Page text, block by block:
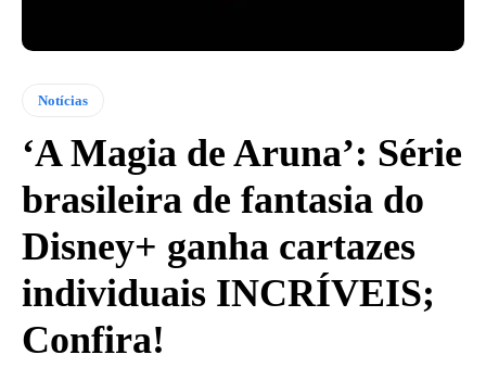
Notícias
‘A Magia de Aruna’: Série
brasileira de fantasia do
Disney+ ganha cartazes
individuais INCRÍVEIS;
Confira!